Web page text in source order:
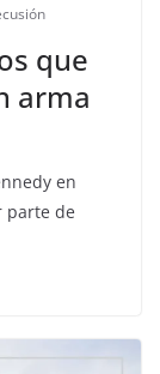
que
arma
en
parte de